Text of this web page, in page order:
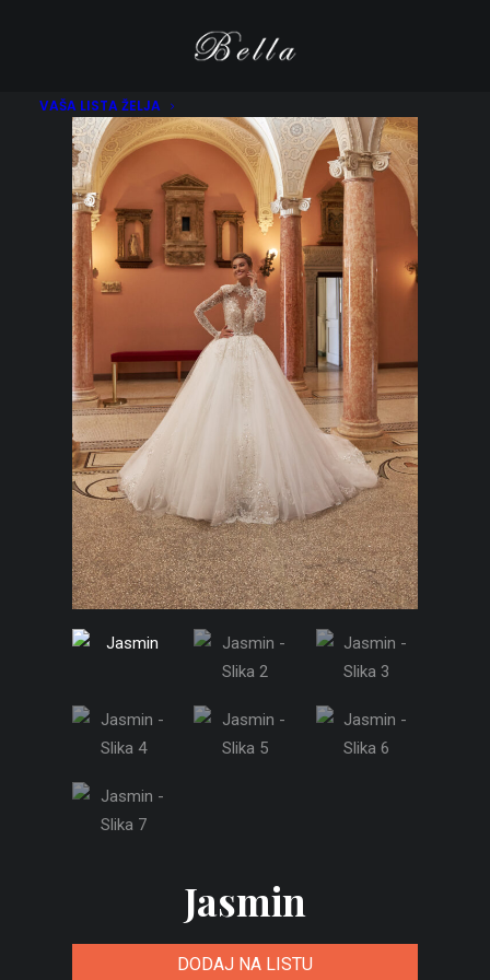
VAŠA LISTA ŽELJA
Jasmin
DODAJ NA LISTU